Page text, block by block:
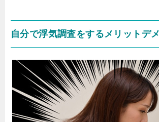
自分で浮気調査をするメリットデ